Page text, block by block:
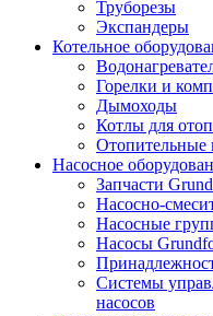
Труборезы
Экспандеры
Котельное
Горелки и
Дымоходы
Котлы для
Отопительные
Насосное
Запчасти
Насосно-
Насосные
Насосы
Системы
насосов